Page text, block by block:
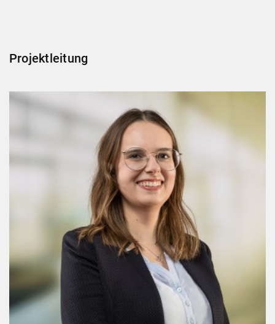
Projektleitung